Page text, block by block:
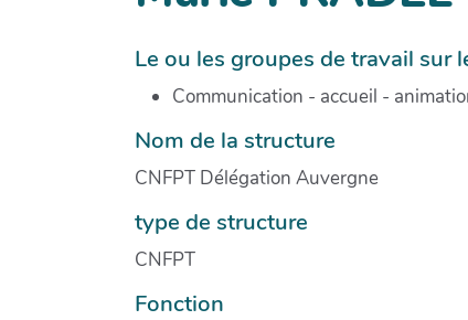
Le ou les groupes de travail sur
Communication - accueil -
Nom de la structure
CNFPT Délégation Auvergne
type de structure
CNFPT
Fonction